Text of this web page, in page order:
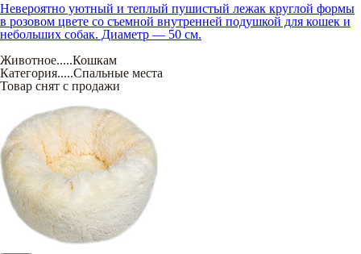
Невероятно уютный и теплый пушистый лежак круглой формы
в розовом цвете со съемной внутренней подушкой для кошек и
небольших собак. Диаметр — 50 см.
Животное.....Кошкам
Категория.....Спальные места
Товар снят с продажи